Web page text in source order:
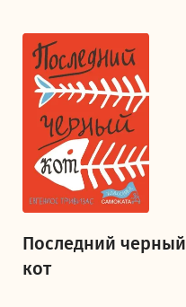
Последний черный
кот